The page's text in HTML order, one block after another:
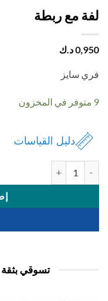
مع ربطة
د.ك
سايز
دليل القياسات
تسوقي بثقة —